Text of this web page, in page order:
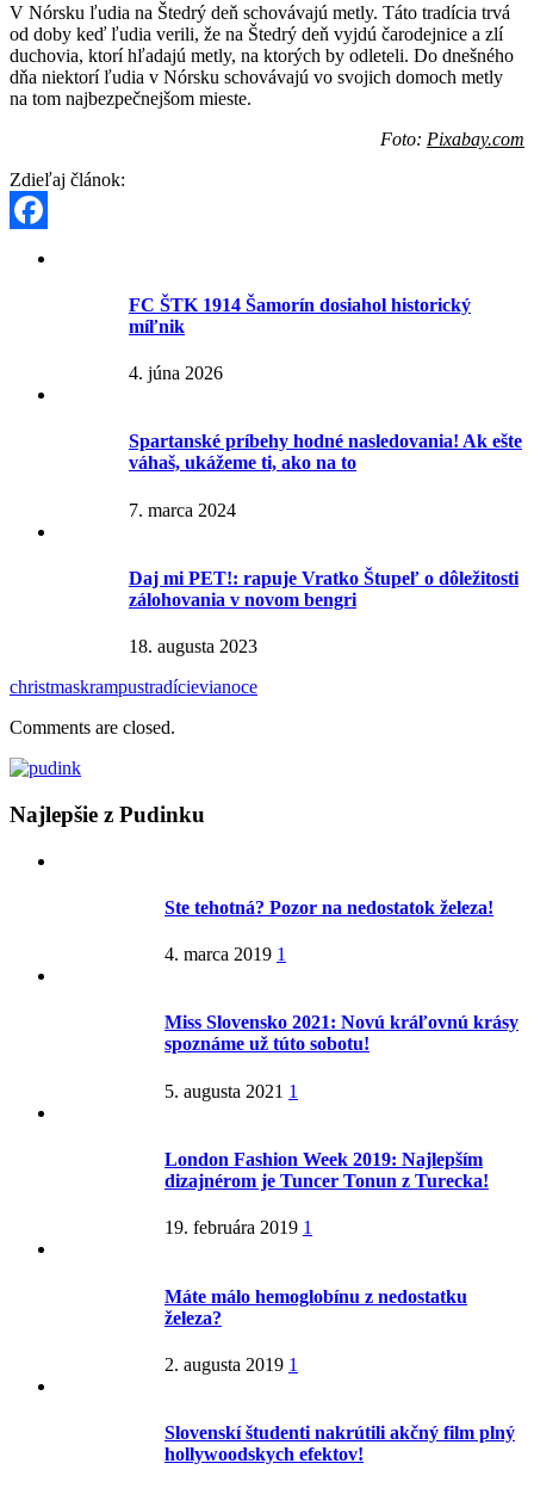
V Nórsku ľudia na Štedrý deň schovávajú metly. Táto tradícia trvá
od doby keď ľudia verili, že na Štedrý deň vyjdú čarodejnice a zlí
duchovia, ktorí hľadajú metly, na ktorých by odleteli. Do dnešného
dňa niektorí ľudia v Nórsku schovávajú vo svojich domoch metly
na tom najbezpečnejšom mieste.
Foto: Pixabay.com
Zdieľaj článok:
FC ŠTK 1914 Šamorín dosiahol historický
míľnik
4. júna 2026
Spartanské príbehy hodné nasledovania! Ak ešte
váhaš, ukážeme ti, ako na to
7. marca 2024
Daj mi PET!: rapuje Vratko Štupeľ o dôležitosti
zálohovania v novom bengri
18. augusta 2023
christmaskrampustradícievianoce
Comments are closed.
Najlepšie z Pudinku
Ste tehotná? Pozor na nedostatok železa!
4. marca 2019 1
Miss Slovensko 2021: Novú kráľovnú krásy
spoznáme už túto sobotu!
5. augusta 2021 1
London Fashion Week 2019: Najlepším
dizajnérom je Tuncer Tonun z Turecka!
19. februára 2019 1
Máte málo hemoglobínu z nedostatku
železa?
2. augusta 2019 1
Slovenskí študenti nakrútili akčný film plný
hollywoodskych efektov!